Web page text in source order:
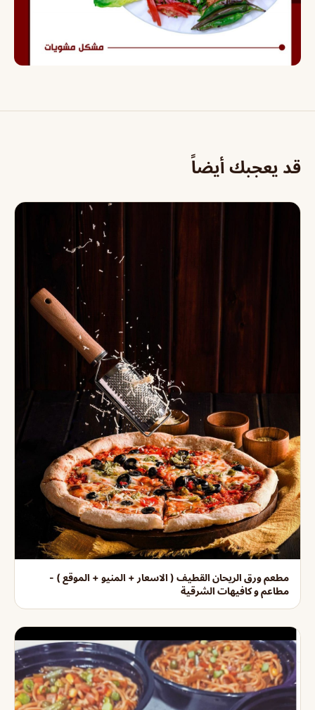
قد يعجبك أيضاً
مطعم ورق الريحان القطيف ( الاسعار + المنيو + الموقع ) -
مطاعم و كافيهات الشرقية